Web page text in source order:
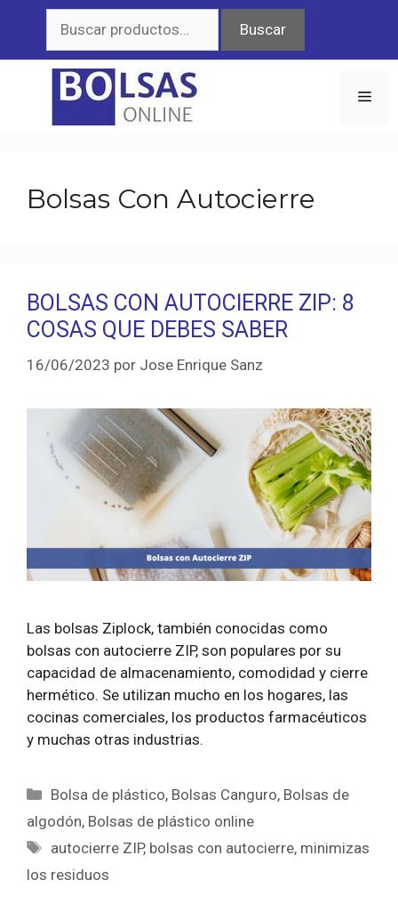
contenido
por:
Buscar
Bolsas Con Autocierre
BOLSAS CON AUTOCIERRE ZIP: 8
COSAS QUE DEBES SABER
16/06/2023 por Jose Enrique Sanz
Las bolsas Ziplock, también conocidas como
bolsas con autocierre ZIP, son populares por su
capacidad de almacenamiento, comodidad y cierre
hermético. Se utilizan mucho en los hogares, las
cocinas comerciales, los productos farmacéuticos
y muchas otras industrias.
Categorías
Bolsa de plástico, Bolsas Canguro, Bolsas de
algodón, Bolsas de plástico online
Etiquetas
autocierre ZIP, bolsas con autocierre, minimizas
los residuos